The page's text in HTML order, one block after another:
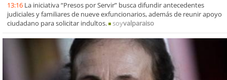
13:16 La iniciativa “Presos por Servir” busca difundir antecedentes
judiciales y familiares de nueve exfuncionarios, además de reunir apoyo
ciudadano para solicitar indultos.
soyvalparaiso